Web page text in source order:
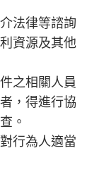
法律等諮詢
資源及其他
之相關人員
，得進行協
。
行為人適當